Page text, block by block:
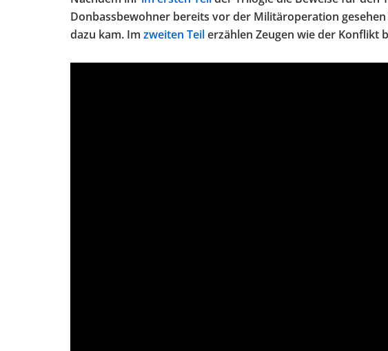
Donbassbewohner bereits vor der Militäroperation
dazu kam. Im zweiten Teilerzählen Zeugen wie der Konflikt